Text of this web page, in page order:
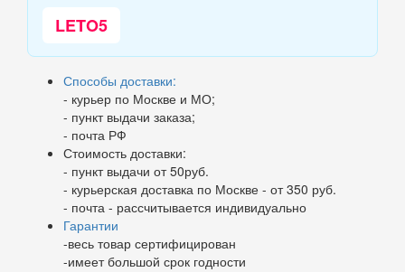
LETO5
Способы доставки:
- курьер по Москве и МО;
- пункт выдачи заказа;
- почта РФ
Стоимость доставки:
- пункт выдачи от 50руб.
- курьерская доставка по Москве - от 350 руб.
- почта - рассчитывается индивидуально
Гарантии
-весь товар сертифицирован
-имеет большой срок годности